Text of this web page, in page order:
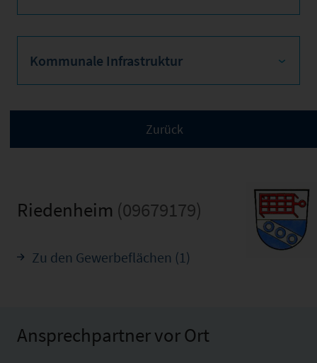
Kommunale Infrastruktur
Riedenheim (09679179)
Zu den Gewerbeflächen (1)
Ansprechpartner vor Ort